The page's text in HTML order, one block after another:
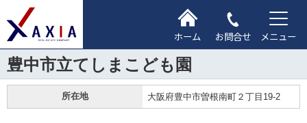
ホーム お問合せ メニュー
豊中市立てしまこども園
所在地 大阪府豊中市曽根南町２丁目19-2